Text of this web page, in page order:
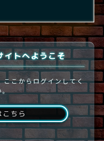
トへようこそ
こからログインしてく
。
ちら